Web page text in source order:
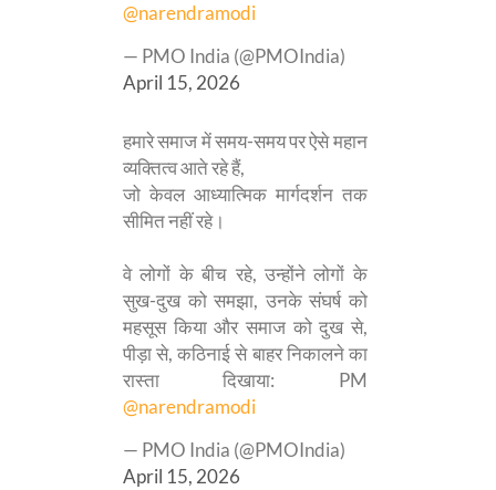
@narendramodi
— PMO India (@PMOIndia)
April 15, 2026
हमारे समाज में समय-समय पर ऐसे महान
व्यक्तित्व आते रहे हैं,
जो केवल आध्यात्मिक मार्गदर्शन तक
सीमित नहीं रहे।
वे लोगों के बीच रहे, उन्होंने लोगों के
सुख-दुख को समझा, उनके संघर्ष को
महसूस किया और समाज को दुख से,
पीड़ा से, कठिनाई से बाहर निकालने का
रास्ता दिखाया: PM
@narendramodi
— PMO India (@PMOIndia)
April 15, 2026